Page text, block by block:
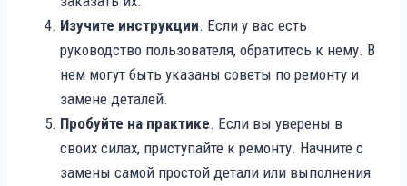
Изучите инструкции. Если у вас есть
руководство пользователя, обратитесь к нему. В
нем могут быть указаны советы по ремонту и
замене деталей.
Пробуйте на практике. Если вы уверены в
своих силах, приступайте к ремонту. Начните с
замены самой простой детали или выполнения